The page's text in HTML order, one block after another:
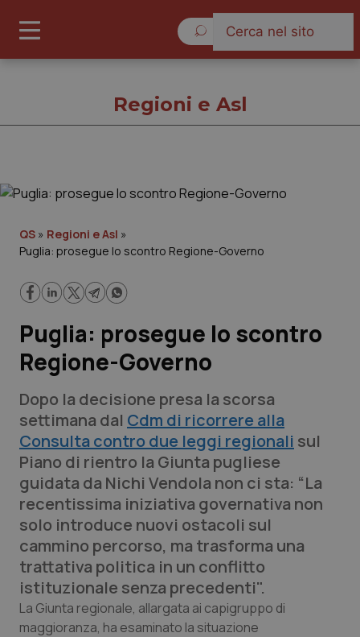
Cronache
Lavoro e Professioni
Scienza e Farmaci
Studi e Analisi
Lettere al direttore
Edizioni Regionali
QS Pro
Professionisti Sanitari.AI
Regioni e Asl
QS » Regioni e Asl »
Puglia: prosegue lo scontro Regione-Governo
Puglia: prosegue lo scontro
Regione-Governo
Dopo la decisione presa la scorsa
settimana dal Cdm di ricorrere alla
Consulta contro due leggi regionali sul
Piano di rientro la Giunta pugliese
guidata da Nichi Vendola non ci sta: “La
recentissima iniziativa governativa non
solo introduce nuovi ostacoli sul
cammino percorso, ma trasforma una
trattativa politica in un conflitto
istituzionale senza precedenti".
La Giunta regionale, allargata ai capigruppo di
maggioranza, ha esaminato la situazione